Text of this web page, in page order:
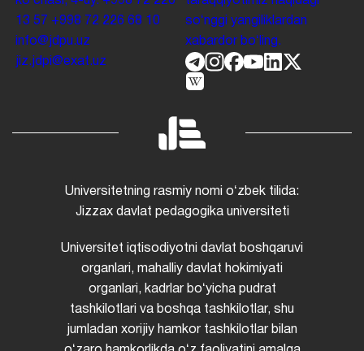
13 57 +998 72 226 68 10
info@jdpu.uz
jiz.jdpi@exat.uz
soʻnggi yangiliklardan
xabardor boʻling.
Universitetning rasmiy nomi oʻzbek tilida:
Jizzax davlat pedagogika universiteti
Universitet iqtisodiyotni davlat boshqaruvi
organlari, mahalliy davlat hokimiyati
organlari, kadrlar boʻyicha pudrat
tashkilotlari va boshqa tashkilotlar, shu
jumladan xorijiy hamkor tashkilotlar bilan